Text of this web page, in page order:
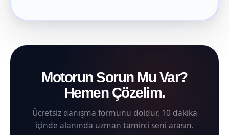
Motorun Sorun Mu Var?
Hemen Çözelim.
Ücretsiz danışma formunu doldur, 10 dakika
içinde alanında uzman tamirci seni arasın.